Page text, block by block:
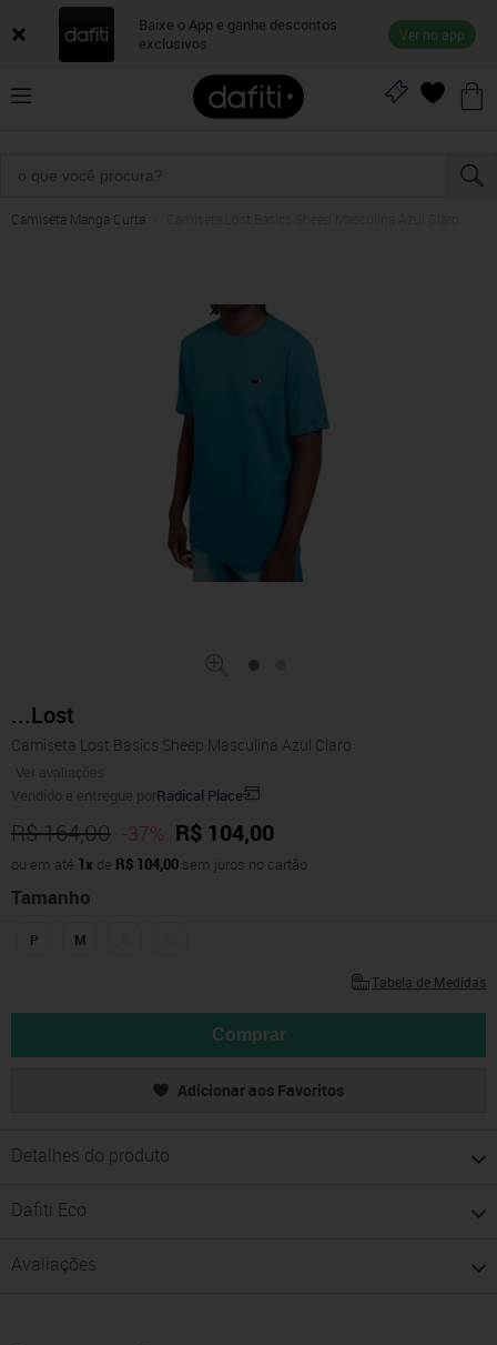
Baixe o App e ganhe descontos
exclusivos
Ver no app
Camiseta Manga Curta
...Lost
Camiseta Lost Basics Sheep Masculina Azul Claro
Ver avaliações
Vendido e entregue porRadical Place
R$ 164,00 -37% R$ 104,00
ou em até 1x de R$ 104,00 sem juros no cartão
Tamanho
P M
Tabela de Medidas
Comprar
Adicionar aos Favoritos
Detalhes do produto
Dafiti Eco
Avaliações